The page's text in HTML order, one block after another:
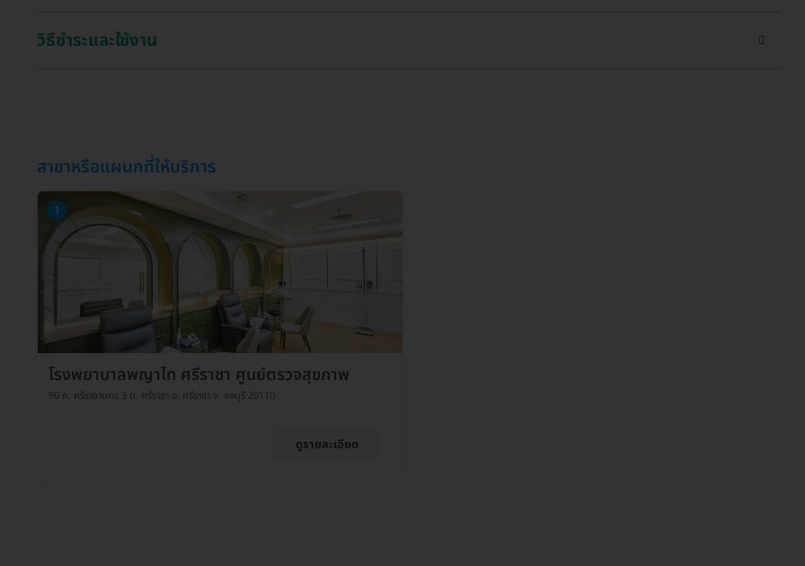
วิธีชำระและใช้งาน
สาขาหรือแผนกที่ให้บริการ
1
โรงพยาบาลพญาไท ศรีราชา ศูนย์ตรวจสุขภาพ
90 ถ. ศรีราชานคร 3 ต. ศรีราชา อ. ศรีราชา จ. ชลบุรี 20110
ดูรายละเอียด